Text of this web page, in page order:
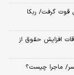
قوت گرفت/ ربکا
افزایش حقوق از
ماجرا چیست؟